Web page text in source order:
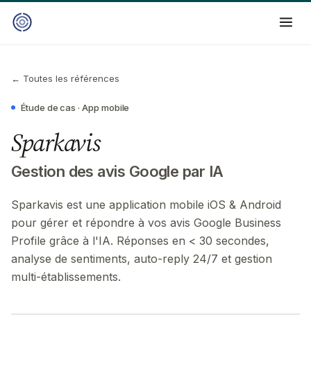
← Toutes les références
Étude de cas ·App mobile
Sparkavis
Gestion des avis Google par IA
Sparkavis est une application mobile iOS & Android
pour gérer et répondre à vos avis Google Business
Profile grâce à l'IA. Réponses en < 30 secondes,
analyse de sentiments, auto-reply 24/7 et gestion
multi-établissements.